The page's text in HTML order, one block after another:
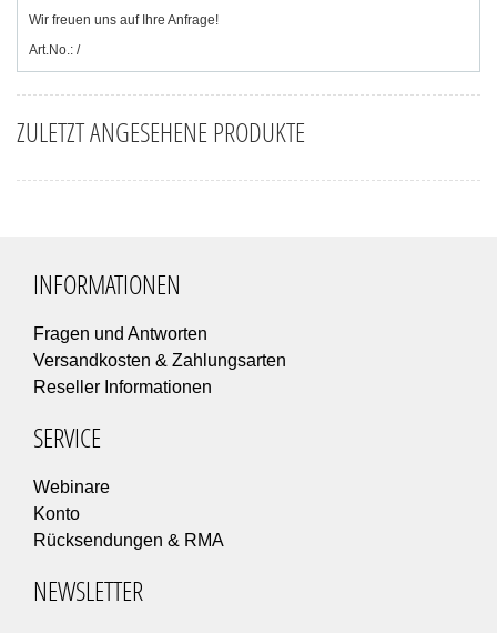
Wir freuen uns auf Ihre Anfrage!
Art.No.: /
ZULETZT ANGESEHENE PRODUKTE
INFORMATIONEN
Fragen und Antworten
Versandkosten & Zahlungsarten
Reseller Informationen
SERVICE
Webinare
Konto
Rücksendungen & RMA
NEWSLETTER